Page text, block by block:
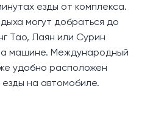
езды от комплекса.
могут добраться до
Тао, Лаян или Сурин
машине. Международный
удобно расположен
на автомобиле.